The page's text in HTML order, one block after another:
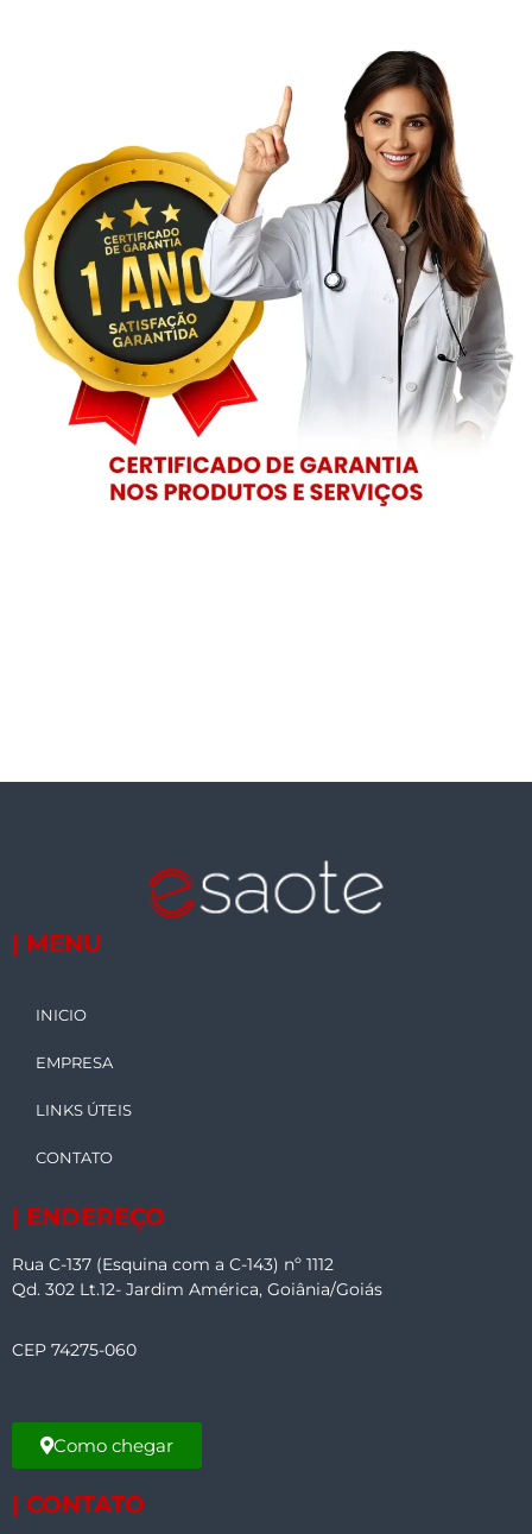
| MENU
INICIO
EMPRESA
LINKS ÚTEIS
CONTATO
| ENDEREÇO
Rua C-137 (Esquina com a C-143) nº 1112
Qd. 302 Lt.12- Jardim América, Goiânia/Goiás
CEP 74275-060
Como chegar
| CONTATO